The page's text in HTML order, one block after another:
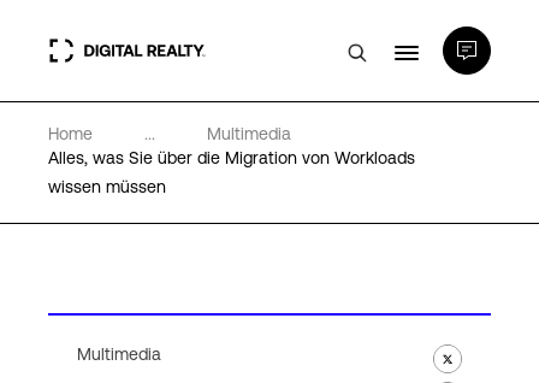
Rechenzentren
PlatformDIGITAL®
Home ...
Multimedia
Alles, was Sie über die Migration von Workloads
wissen müssen
Multimedia